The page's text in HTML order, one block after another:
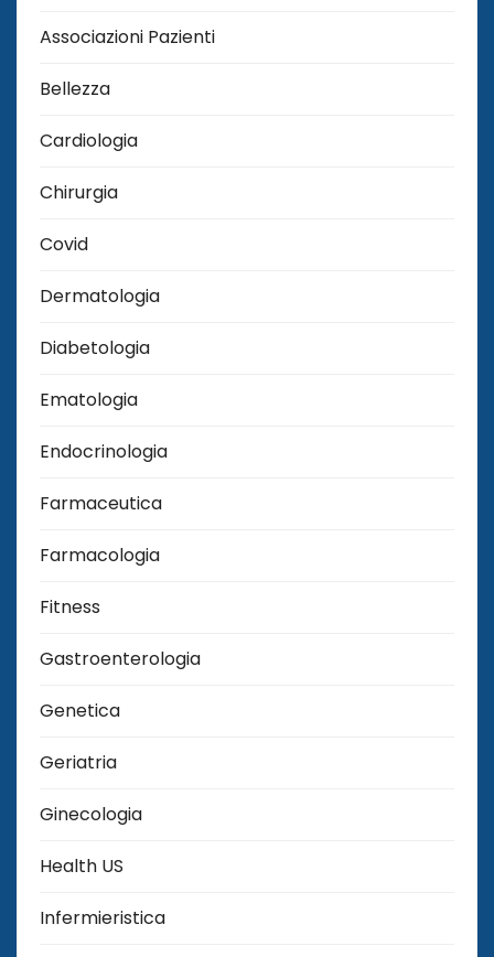
Associazioni Pazienti
Bellezza
Cardiologia
Chirurgia
Covid
Dermatologia
Diabetologia
Ematologia
Endocrinologia
Farmaceutica
Farmacologia
Fitness
Gastroenterologia
Genetica
Geriatria
Ginecologia
Health US
Infermieristica